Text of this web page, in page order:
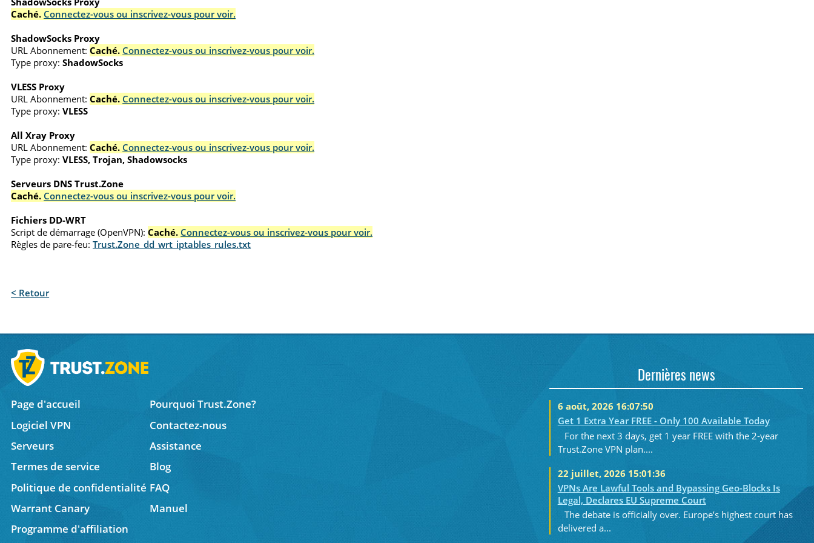
Caché. Connectez-vous ou inscrivez-vous pour voir.
ShadowSocks Proxy
URL Abonnement: Caché. Connectez-vous ou inscrivez-vous pour voir.
Type proxy: ShadowSocks
VLESS Proxy
URL Abonnement: Caché. Connectez-vous ou inscrivez-vous pour voir.
Type proxy: VLESS
All Xray Proxy
URL Abonnement: Caché. Connectez-vous ou inscrivez-vous pour voir.
Type proxy: VLESS, Trojan, Shadowsocks
Serveurs DNS Trust.Zone
Caché. Connectez-vous ou inscrivez-vous pour voir.
Fichiers DD-WRT
Script de démarrage (OpenVPN): Caché. Connectez-vous ou inscrivez-vous pour voir.
Règles de pare-feu: Trust.Zone_dd_wrt_iptables_rules.txt
< Retour
Page d'accueil
Pourquoi Trust.Zone?
Logiciel VPN
Contactez-nous
Serveurs
Assistance
Termes de service
Blog
Politique de confidentialité FAQ
Warrant Canary
Manuel
Programme d'affiliation
Dernières news
6 août, 2026 16:07:50
Get 1 Extra Year FREE - Only 100 Available Today
For the next 3 days, get 1 year FREE with the 2-year
Trust.Zone VPN plan....
22 juillet, 2026 15:01:36
VPNs Are Lawful Tools and Bypassing Geo-Blocks Is
Legal, Declares EU Supreme Court
The debate is officially over. Europe’s highest court has
delivered a...